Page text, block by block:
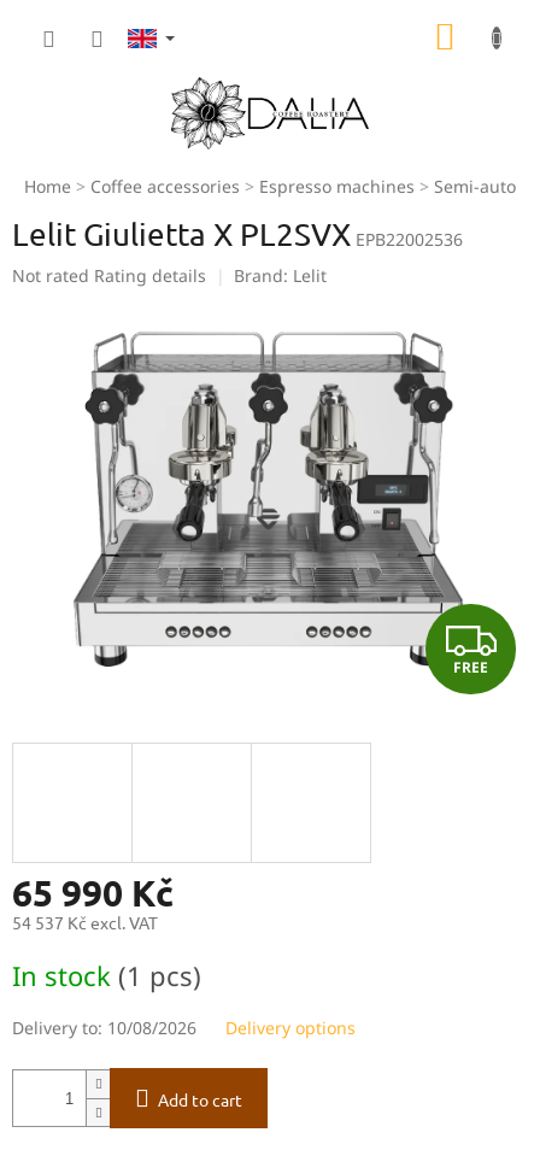
Home Coffee accessories Espresso machines Semi-
Lelit Giulietta X PL2SVX EPB22002536
The
Not rated Rating details Brand: Lelit
F
R
FREE
65 990 Kč
54 537 Kč excl. VAT
price:
In stock (1 pcs)
Delivery to: 10/08/2026 Delivery options
Add to cart